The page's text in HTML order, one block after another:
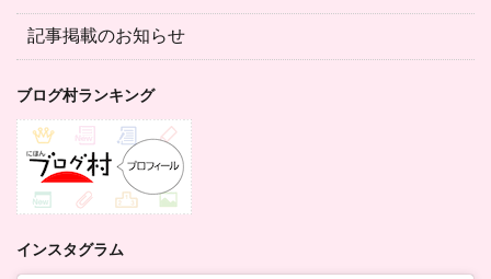
記事掲載のお知らせ
ブログ村ランキング
インスタグラム